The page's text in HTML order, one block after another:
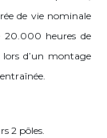
de vie nominale
20.000 heures de
d’un montage
2 pôles.